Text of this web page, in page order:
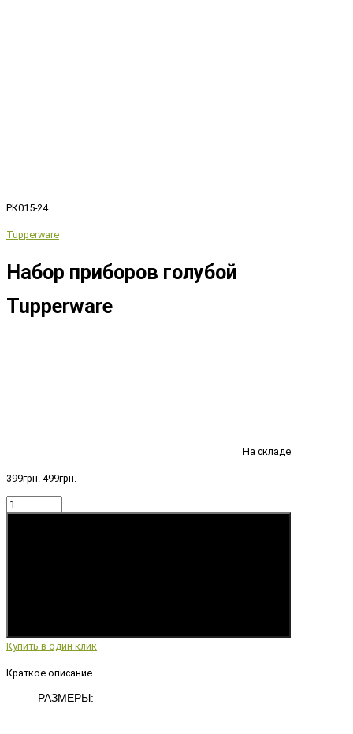
РК015-24
Tupperware
Набор приборов голубой
Tupperware
На складе
399грн. 499грн.
Купить в один клик
Краткое описание
РАЗМЕРЫ: